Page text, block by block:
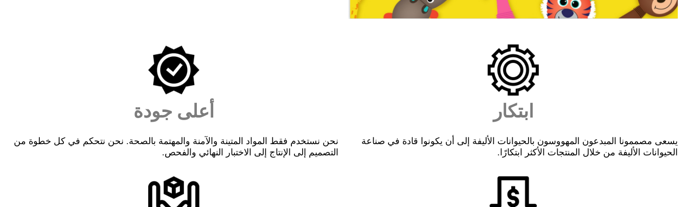
أعلى جودة
نحن نستخدم فقط المواد المتينة والآمنة والمهتمة بالصحة. نحن نتحكم في كل خطوة من
التصميم إلى الإنتاج إلى الاختبار النهائي والفحص.
ابتكار
يسعى مصممونا المبدعون المهووسون بالحيوانات الأليفة إلى أن يكونوا قادة في صناعة
الحيوانات الأليفة من خلال المنتجات الأكثر ابتكارًا.